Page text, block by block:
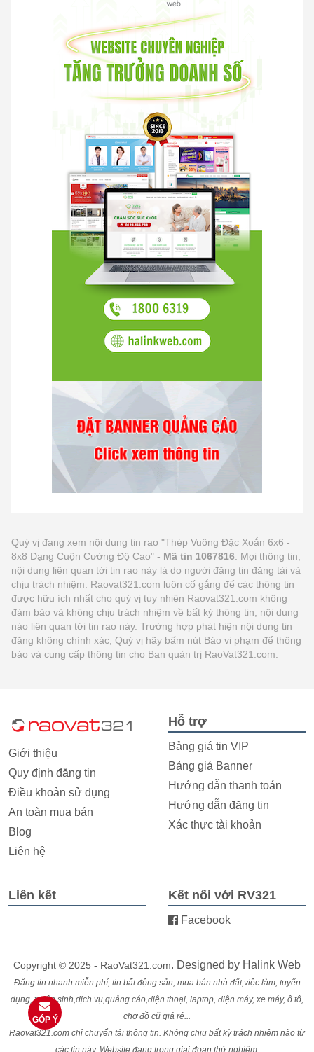
Quý vị đang xem nội dung tin rao "Thép Vuông Đặc Xoắn 6x6 -
8x8 Dạng Cuộn Cường Độ Cao" - Mã tin 1067816 . Mọi thông tin,
nội dung liên quan tới tin rao này là do người đăng tin đăng tải và
chịu trách nhiệm. Raovat321.com luôn cố gắng để các thông tin
được hữu ích nhất cho quý vị tuy nhiên Raovat321.com không
đảm bảo và không chịu trách nhiệm về bất kỳ thông tin, nội dung
nào liên quan tới tin rao này. Trường hợp phát hiện nội dung tin
đăng không chính xác, Quý vị hãy bấm nút Báo vi phạm để thông
báo và cung cấp thông tin cho Ban quản trị RaoVat321.com.
Giới thiệu
Quy định đăng tin
Điều khoản sử dụng
An toàn mua bán
Blog
Liên hệ
Hỗ trợ
Bảng giá tin VIP
Bảng giá Banner
Hướng dẫn thanh toán
Hướng dẫn đăng tin
Xác thực tài khoản
Liên kết Kết nối với RV321
Facebook
Copyright © 2025 - RaoVat321.com. Designed by Halink Web
Đăng tin nhanh miễn phí, tin bất động sản, mua bán nhà đất,việc làm, tuyển
dụng, tuyển sinh,dịch vụ,quảng cáo,điện thoại, laptop, điện máy, xe máy, ô tô,
chợ đồ cũ giá rẻ...
Raovat321.com chỉ chuyển tải thông tin. Không chịu bất kỳ trách nhiệm nào từ
các tin này. Website đang trong giai đoạn thử nghiệm.
GÓP Ý